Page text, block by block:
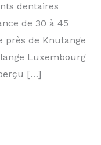
dentaires
de 30 à 45
près de Knutange
Luxembourg
[…]